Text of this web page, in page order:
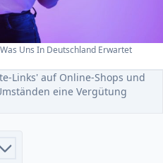
Links' auf Online-Shops und
eine Vergütung